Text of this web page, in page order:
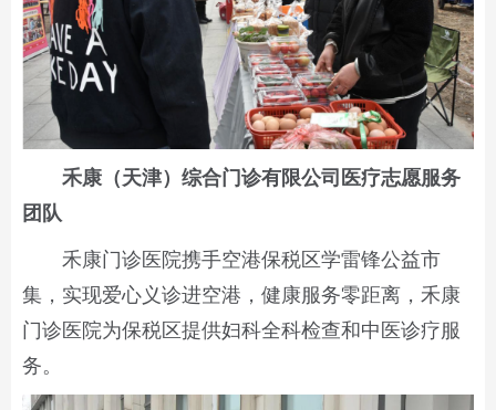
禾康（天津）综合门诊有限公司医疗志愿服务
团队
禾康门诊医院携手空港保税区学雷锋公益市
集，实现爱心义诊进空港，健康服务零距离，禾康
门诊医院为保税区提供妇科全科检查和中医诊疗服
务。